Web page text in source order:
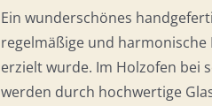
Ein wunderschönes
regelmäßige und
erzielt wurde. Im Holzofen bei
werden durch hochwertige